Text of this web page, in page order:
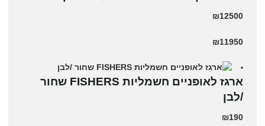
₪12500
₪11950
ארגז לאופניים חשמליות FISHERS שחור
/לבן
₪190